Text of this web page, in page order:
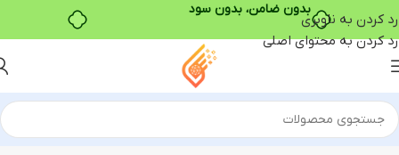
بدون ضامن، بدون سود
رد کردن به ناوبری
رد کردن به محتوای اصلی